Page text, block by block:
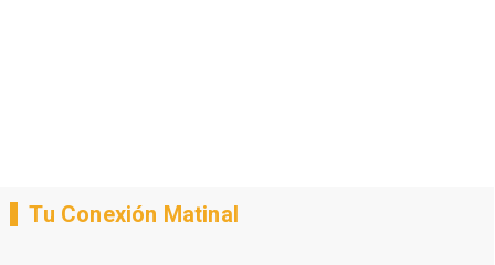
Tu Conexión Matinal